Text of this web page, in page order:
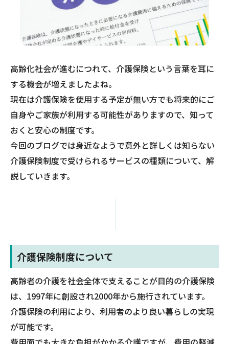
高齢化社会が進むにつれて、介護保険という言葉を耳に
する機会が増えましたよね。
現在は介護保険を使用する予定が無い方でも将来的にご
自身やご家族が利用する可能性がありますので、知って
おくと安心の制度です。
今回のブログでは身近なようで意外と詳しくは知らない
介護保険制度で受けられるサービスの種類について、解
説していきます。
介護保険制度について
高齢者の介護を社会全体で支えることが目的の介護保険
は、1997年に創設され2000年から施行されています。
介護保険の利用により、利用者のより良い暮らしの実現
が可能です。